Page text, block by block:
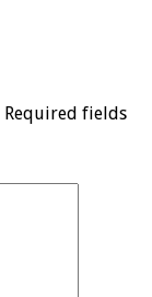
Required fields